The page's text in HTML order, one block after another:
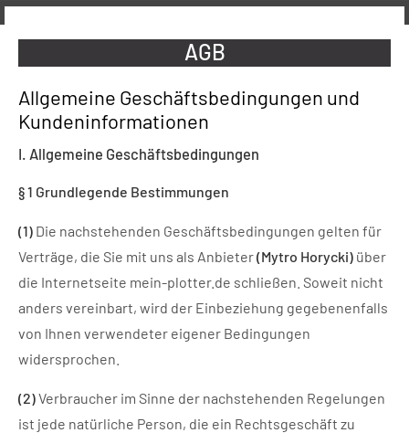
>
AGB
Allgemeine Geschäftsbedingungen und
Kundeninformationen
I. Allgemeine Geschäftsbedingungen
§ 1 Grundlegende Bestimmungen
(1) Die nachstehenden Geschäftsbedingungen gelten für
Verträge, die Sie mit uns als Anbieter(Mytro Horycki) über
die Internetseite mein-plotter.de schließen. Soweit nicht
anders vereinbart, wird der Einbeziehung gegebenenfalls
von Ihnen verwendeter eigener Bedingungen
widersprochen.
(2)Verbraucher im Sinne der nachstehenden Regelungen
ist jede natürliche Person, die ein Rechtsgeschäft zu